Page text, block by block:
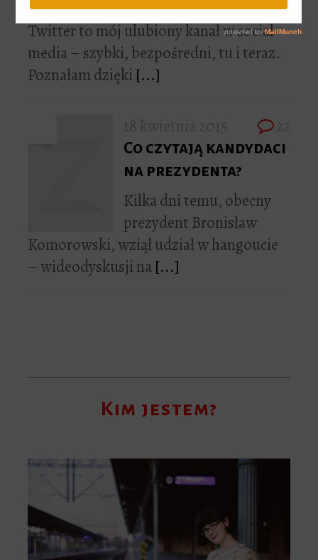
Twitter to mój ulubiony kanał w social
media – szybki, bezpośredni, tu i teraz.
Poznałam dzięki [...]
Co czytają kandydaci
na prezydenta?
Kilka dni temu, obecny
prezydent Bronisław
Komorowski, wziął udział w hangoucie
– wideodyskusji na[...]
Kim jestem?